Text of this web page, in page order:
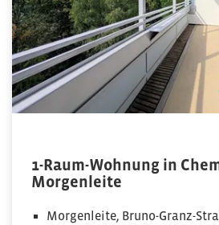
1-Raum-Wohnung in
Morgenleite
Morgenleite, Bruno-Granz-